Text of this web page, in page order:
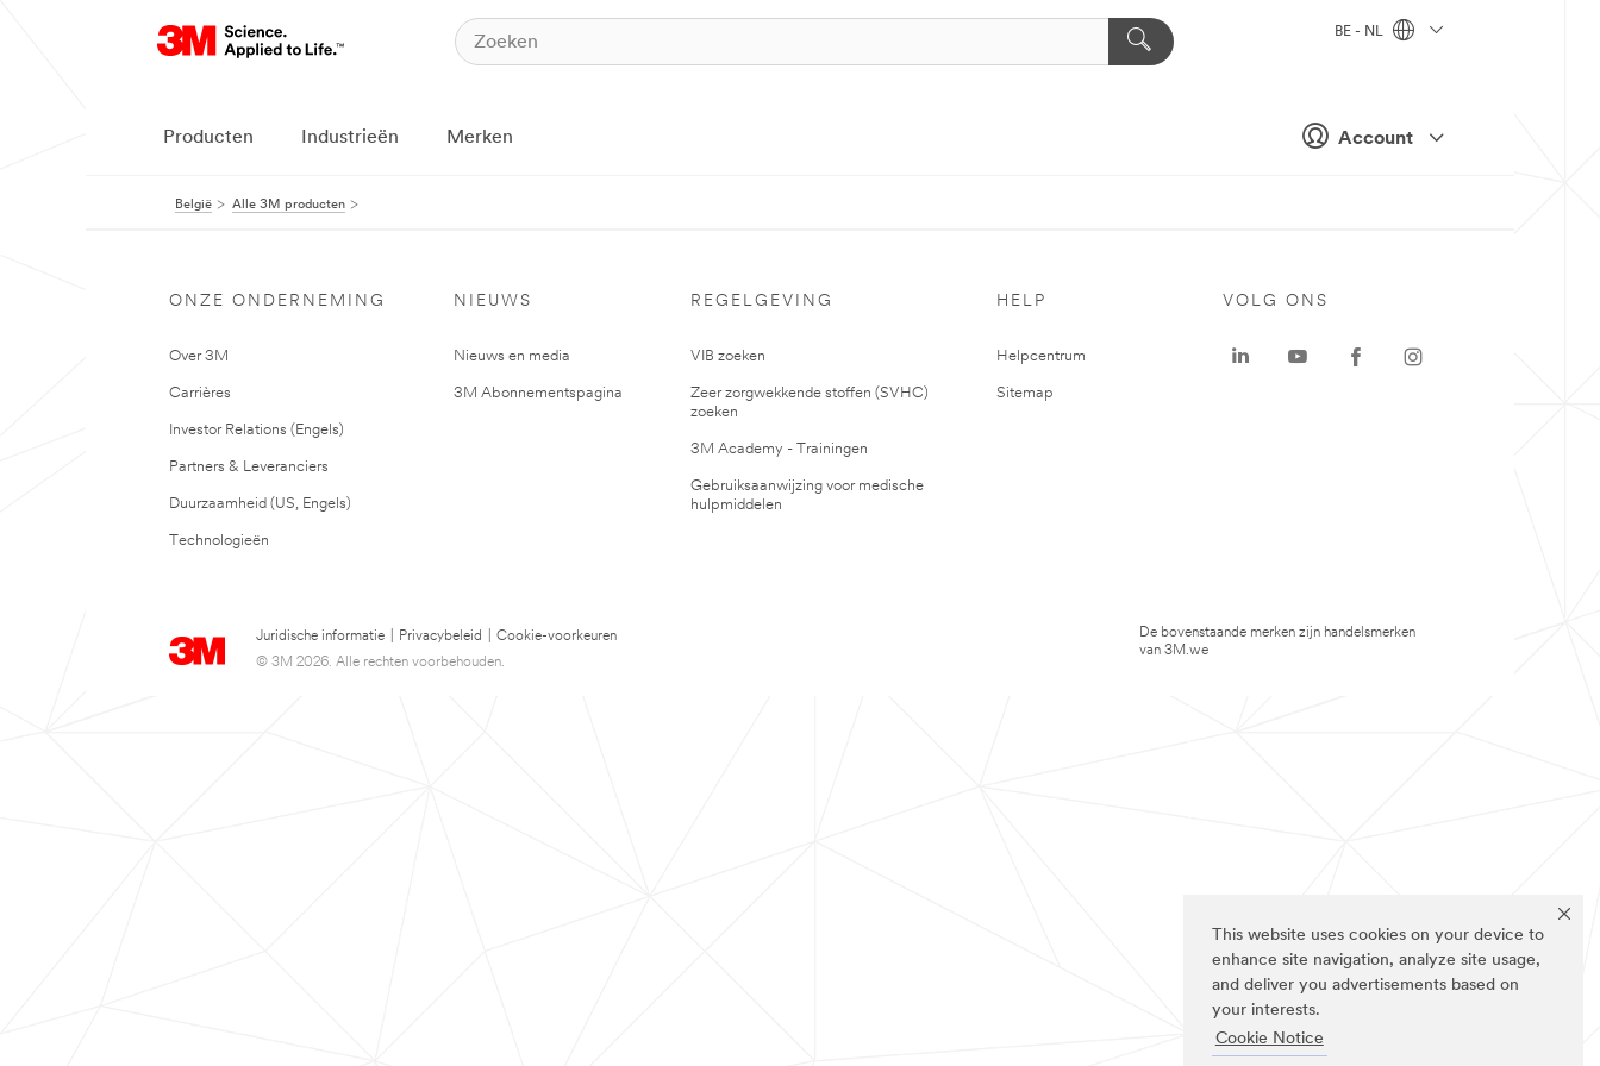
This website uses cookies on your device to
enhance site navigation, analyze site usage,
and deliver you advertisements based on
your interests.
Cookie Notice
Account
BE - NL
Producten Industrieën Merken
België Alle 3M producten
ONZE ONDERNEMING
Over 3M
Carrières
Investor Relations (Engels)
Partners & Leveranciers
Duurzaamheid (US, Engels)
Technologieën
NIEUWS
Nieuws en media
3M Abonnementspagina
REGELGEVING
VIB zoeken
Zeer zorgwekkende stoffen (SVHC)
zoeken
3M Academy - Trainingen
Gebruiksaanwijzing voor medische
hulpmiddelen
HELP
Helpcentrum
Sitemap
Juridische informatie Privacybeleid
Cookie-voorkeuren
© 3M 2026. Alle rechten voorbehouden.
VOLG ONS
De bovenstaande merken zijn handelsmerken
van 3M.we